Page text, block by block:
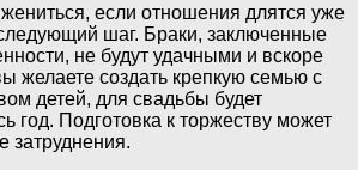
если отношения длятся уже
шаг. Браки, заключенные
не будут удачными и вскоре
желаете создать крепкую семью с
детей, для свадьбы будет
год. Подготовка к торжеству может
затруднения.